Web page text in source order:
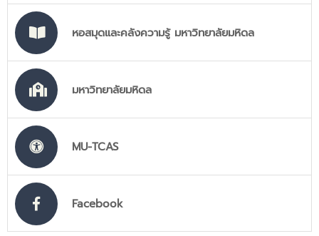
หอสมุดและคลังความรู้ มหาวิทยาลัยมหิดล
มหาวิทยาลัยมหิดล
MU-TCAS
Facebook